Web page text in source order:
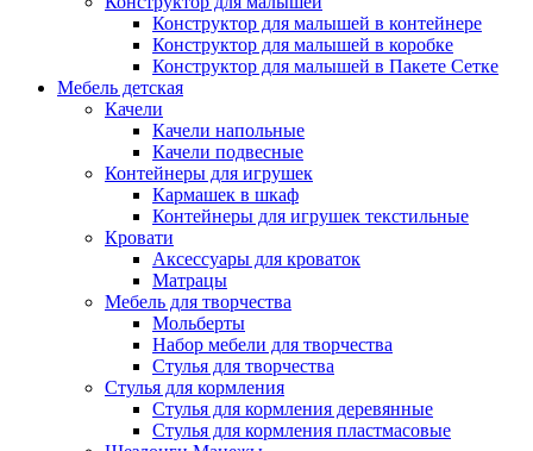
Конструктор для малышей в контейнере
Конструктор для малышей в коробке
Конструктор для малышей в Пакете Сетке
Мебель детская
Качели
Качели напольные
Качели подвесные
Контейнеры для игрушек
Кармашек в шкаф
Контейнеры для игрушек текстильные
Кровати
Аксессуары для кроваток
Матрацы
Мебель для творчества
Мольберты
Набор мебели для творчества
Стулья для творчества
Стулья для кормления
Стулья для кормления деревянные
Стулья для кормления пластмасовые